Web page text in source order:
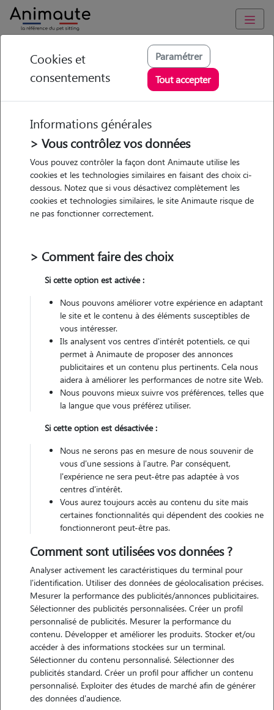
Animaute Occitanie Haute-Garonne /Léguevin
Loris - Petsitter à
LEGUEVIN
• 20 ans
Véhiculé
Contacter
L'envoi d'une demande est sans engagement
Motivation
j'ai toujours été gaga des animaux surtout les chiens, je suis en
formation toiletteur canin au cef et je cherche à occuper mes
journées et me rapprocher de plus en plus des animaux et ainsi
mieux les comprendre dans leurs comportements etc je serai ravi de
pouvoir vous aidez pour les promenades , voir les gardes ^^
Cookies et
consentements
Paramétrer
Tout accepter
Informations générales
> Vous contrôlez vos données
Vous pouvez contrôler la façon dont Animaute utilise les
cookies et les technologies similaires en faisant des choix ci-
dessous. Notez que si vous désactivez complètement les
cookies et technologies similaires, le site Animaute risque de
ne pas fonctionner correctement.
> Comment faire des choix
Si cette option est activée :
Nous pouvons améliorer votre expérience en adaptant
le site et le contenu à des éléments susceptibles de
vous intéresser.
Ils analysent vos centres d'intérêt potentiels, ce qui
permet à Animaute de proposer des annonces
publicitaires et un contenu plus pertinents. Cela nous
aidera à améliorer les performances de notre site Web.
Nous pouvons mieux suivre vos préférences, telles que
la langue que vous préférez utiliser.
Si cette option est désactivée :
Nous ne serons pas en mesure de nous souvenir de
vous d'une sessions à l'autre. Par conséquent,
l'expérience ne sera peut-être pas adaptée à vos
centres d'intérêt.
Vous aurez toujours accès au contenu du site mais
certaines fonctionnalités qui dépendent des cookies ne
fonctionneront peut-être pas.
Comment sont utilisées vos données ?
Analyser activement les caractéristiques du terminal pour
l'identification. Utiliser des données de géolocalisation précises.
Mesurer la performance des publicités/annonces publicitaires.
Sélectionner des publicités personnalisées. Créer un profil
personnalisé de publicités. Mesurer la performance du
contenu. Développer et améliorer les produits. Stocker et/ou
accéder à des informations stockées sur un terminal.
Sélectionner du contenu personnalisé. Sélectionner des
publicités standard. Créer un profil pour afficher un contenu
personnalisé. Exploiter des études de marché afin de générer
des données d'audience.